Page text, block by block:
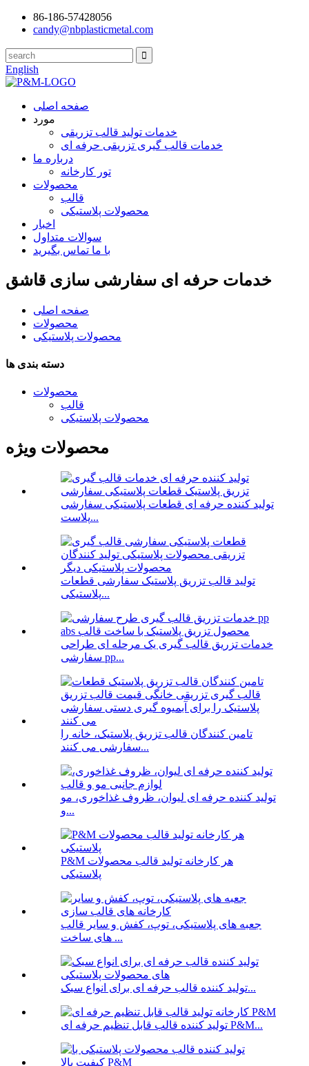
86-186-57428056
candy@nbplasticmetal.com
English
صفحه اصلی
مورد
خدمات تولید قالب تزریقی
خدمات قالب گیری تزریقی حرفه ای
درباره ما
تور کارخانه
محصولات
قالب
محصولات پلاستیکی
اخبار
سوالات متداول
با ما تماس بگیرید
خدمات حرفه ای سفارشی سازی قاشق
صفحه اصلی
محصولات
محصولات پلاستیکی
دسته بندی ها
محصولات
قالب
محصولات پلاستیکی
محصولات ویژه
تولید کننده حرفه ای قطعات پلاستیکی سفارشی
پلاست...
تولید قالب تزریق پلاستیک سفارشی قطعات
پلاستیکی...
خدمات تزریق قالب گیری یک مرحله ای طراحی
سفارشی pp...
تامین کنندگان قالب تزریق پلاستیک، خانه را
سفارشی می کنند...
تولید کننده حرفه ای لیوان، ظروف غذاخوری، مو
و...
P&M هر کارخانه تولید قالب محصولات
پلاستیکی
جعبه های پلاستیکی، توپ، کفش و سایر قالب
های ساخت ...
تولید کننده قالب حرفه ای برای انواع سبک...
تولید کننده قالب قابل تنظیم حرفه ای P&M...